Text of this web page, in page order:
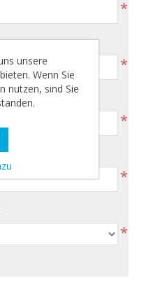
*
*
*
*
*
unsere
Wenn Sie
nutzen, sind Sie